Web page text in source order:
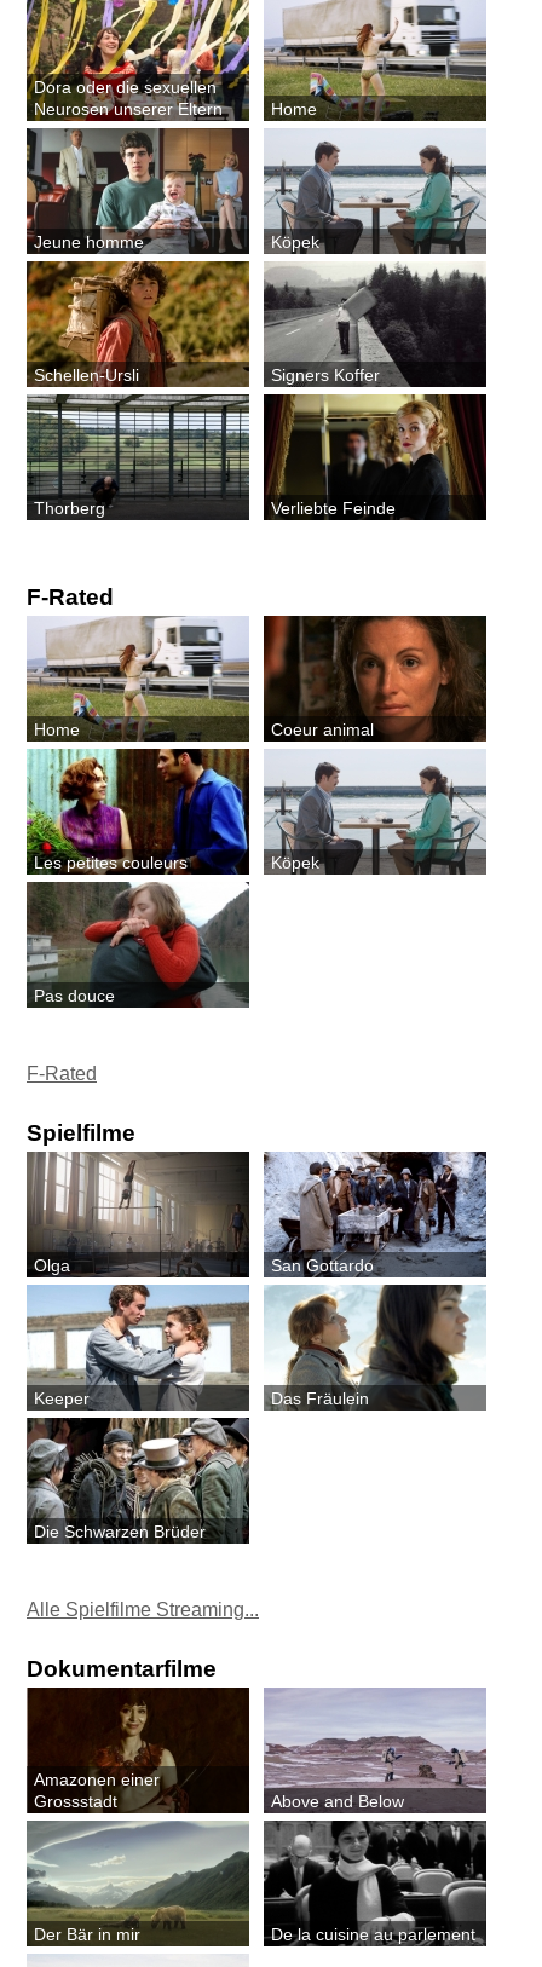
Dora oder die sexuellen
Neurosen unserer Eltern
Home
Jeune homme Köpek
Schellen-Ursli Signers Koffer
Thorberg Verliebte Feinde
F-Rated
Home Coeur animal
Les petites couleurs Köpek
Pas douce
F-Rated
Spielfilme
Olga San Gottardo
Keeper Das Fräulein
Die Schwarzen Brüder
Alle Spielfilme Streaming...
Dokumentarfilme
Amazonen einer
Grossstadt
Above and Below
Der Bär in mir De la cuisine au parlement